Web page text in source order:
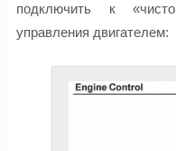
подключить к
управления двигателем: